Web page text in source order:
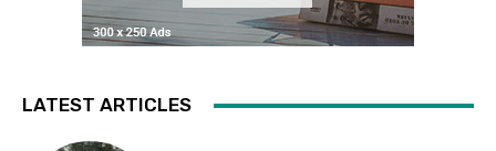
LATEST ARTICLES